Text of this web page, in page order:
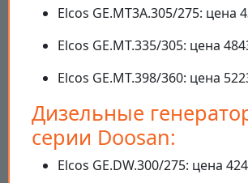
Elcos GE.MT3A.305/275: цена
Elcos GE.MT.335/305: цена
Elcos GE.MT.398/360: цена
Дизельные
серии Doosan:
Elcos GE.DW.300/275: цена